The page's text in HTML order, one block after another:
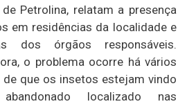
Petrolina, relatam a presença
em residências da localidade e
dos órgãos responsáveis.
o problema ocorre há vários
que os insetos estejam vindo
localizado nas